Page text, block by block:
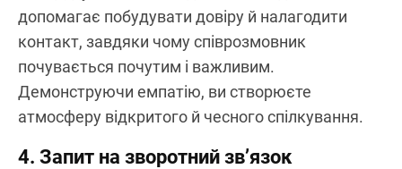
допомагає побудувати довіру й налагодити
контакт, завдяки чому співрозмовник
почувається почутим і важливим.
Демонструючи емпатію, ви створюєте
атмосферу відкритого й чесного спілкування.
4. Запит на зворотний зв’язок